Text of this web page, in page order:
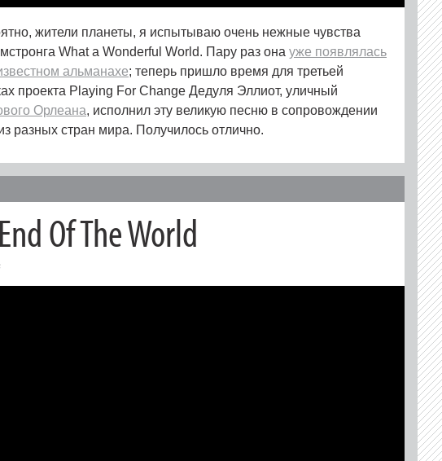
жители планеты, я испытываю очень нежные чувства
What a Wonderful World. Пару раз она уже появлялась
альманахе; теперь пришло время для третьей
проекта Playing For Change Дедуля Эллиот, уличный
Орлеана, исполнил эту великую песню в сопровождении
разных стран мира. Получилось отлично.
Of The World